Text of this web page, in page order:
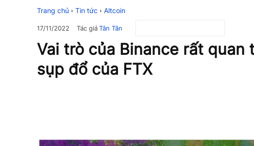
Trang chủ Tin tức Altcoin
17/11/2022 Tác giảTân Tân
Vai trò của Binance rất quan
sụp đổ của FTX